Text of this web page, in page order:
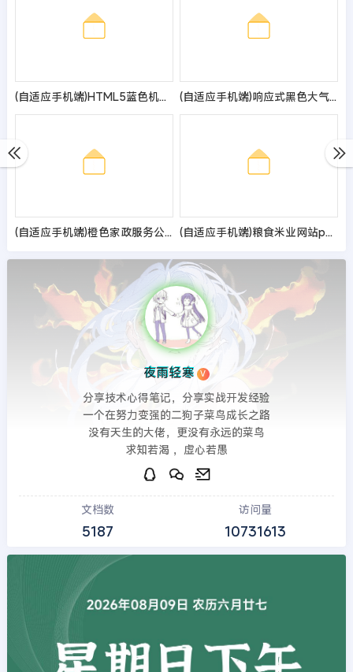
(自适应手机端)HTML5蓝色机械电力设备pbootcms网站模板 发电机维修类网站源码 (自适应手机端)响应式黑色大气品牌鞋子货源资讯网站pbootcms模板 鞋类运营批发网站源码
(自适应手机端)橙色家政服务公司pbootcms网站模板 清洁保洁服务网站源码 (自适应手机端)粮食米业网站pbootcms模板 农业产品网站源码
夜雨轻寒 V
分享技术心得笔记，分享实战开发经验
一个在努力变强的二狗子菜鸟成长之路
没有天生的大佬，更没有永远的菜鸟
求知若渴 ，虚心若愚
文档数
5187
访问量
10731613